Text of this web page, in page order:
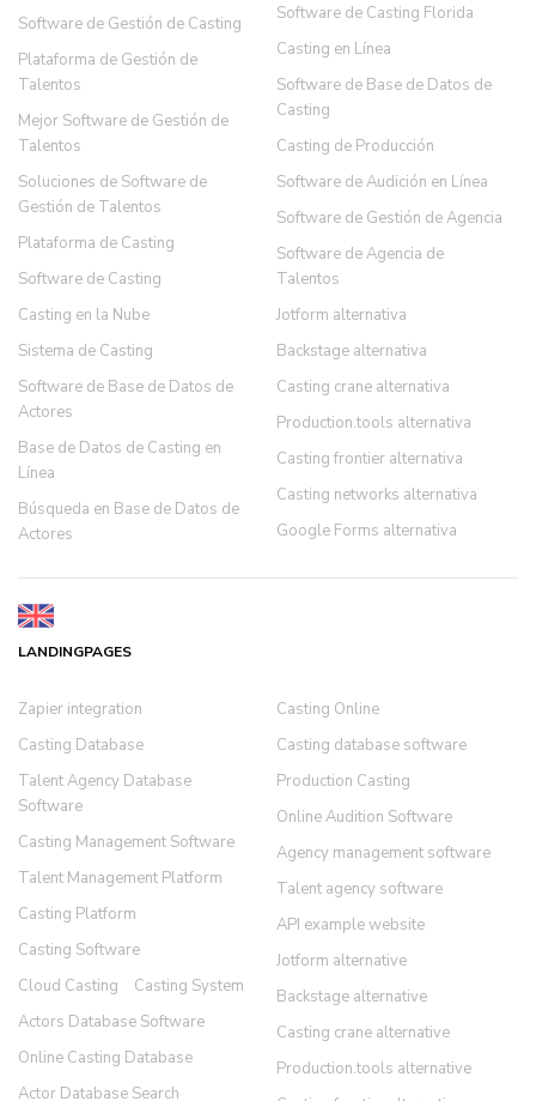
Software de Gestión de Casting
Plataforma de Gestión de
Talentos
Mejor Software de Gestión de
Talentos
Soluciones de Software de
Gestión de Talentos
Plataforma de Casting
Software de Casting
Casting en la Nube
Sistema de Casting
Software de Base de Datos de
Actores
Base de Datos de Casting en
Línea
Búsqueda en Base de Datos de
Actores
Software de Casting Florida
Casting en Línea
Software de Base de Datos de
Casting
Casting de Producción
Software de Audición en Línea
Software de Gestión de Agencia
Software de Agencia de
Talentos
Jotform alternativa
Backstage alternativa
Casting crane alternativa
Production.tools alternativa
Casting frontier alternativa
Casting networks alternativa
Google Forms alternativa
LANDINGPAGES
Zapier integration
Casting Database
Talent Agency Database
Software
Casting Management Software
Talent Management Platform
Casting Platform
Casting Software
Cloud Casting
Casting System
Actors Database Software
Online Casting Database
Actor Database Search
Casting Online
Casting database software
Production Casting
Online Audition Software
Agency management software
Talent agency software
API example website
Jotform alternative
Backstage alternative
Casting crane alternative
Production.tools alternative